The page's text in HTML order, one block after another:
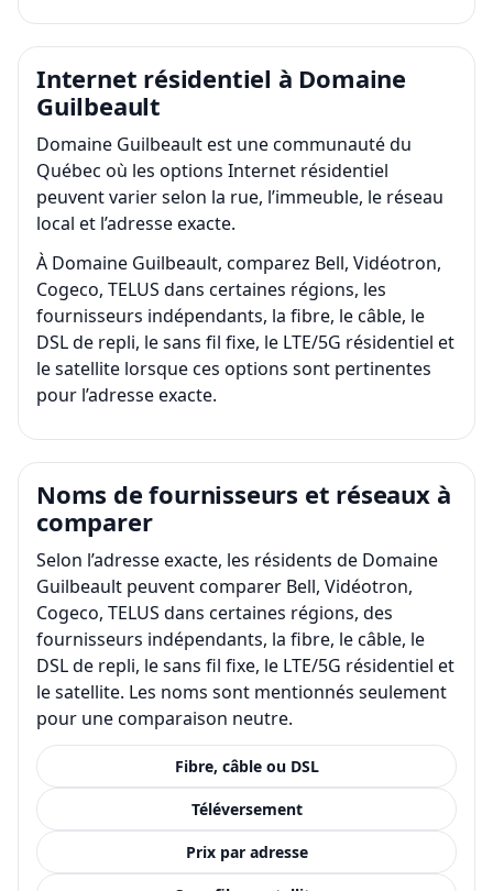
Internet résidentiel à Domaine
Guilbeault
Domaine Guilbeault est une communauté du
Québec où les options Internet résidentiel
peuvent varier selon la rue, l’immeuble, le réseau
local et l’adresse exacte.
À Domaine Guilbeault, comparez Bell, Vidéotron,
Cogeco, TELUS dans certaines régions, les
fournisseurs indépendants, la fibre, le câble, le
DSL de repli, le sans fil fixe, le LTE/5G résidentiel et
le satellite lorsque ces options sont pertinentes
pour l’adresse exacte.
Noms de fournisseurs et réseaux à
comparer
Selon l’adresse exacte, les résidents de Domaine
Guilbeault peuvent comparer Bell, Vidéotron,
Cogeco, TELUS dans certaines régions, des
fournisseurs indépendants, la fibre, le câble, le
DSL de repli, le sans fil fixe, le LTE/5G résidentiel et
le satellite. Les noms sont mentionnés seulement
pour une comparaison neutre.
Fibre, câble ou DSL
Téléversement
Prix par adresse